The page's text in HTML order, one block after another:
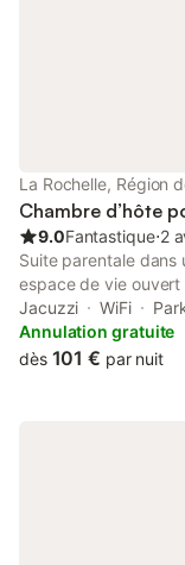
La Rochelle, Région
Chambre d’hôte
9.0Fantastique⋅2
Suite parentale dans
espace de vie
Idéalement située
centre ville, des
commerces de
Jacuzzi WiFi
Annulation gratuite
dès 101 € par nuit